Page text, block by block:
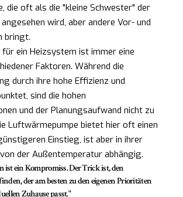
die oft als die "kleine Schwester" der
wird, aber andere Vor- und
bringt.
für ein Heizsystem ist immer eine
Faktoren. Während die
durch ihre hohe Effizienz und
sind die hohen
und der Planungsaufwand nicht zu
Luftwärmepumpe bietet hier oft einen
Einstieg, ist aber in ihrer
der Außentemperatur abhängig.
ist ein Kompromiss. Der Trick ist, den
der am besten zu den eigenen Prioritäten
Zuhause passt."